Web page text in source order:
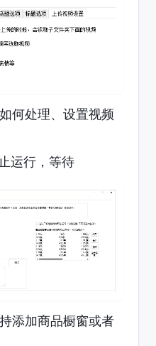
何处理、设置视频
运行，等待
添加商品橱窗或者